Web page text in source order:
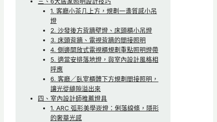
1. 客廳小茶几上方，規劃一盞質感小吊
燈
2. 沙發後方背牆壁燈、床頭櫃小吊燈
3. 床頭背牆、電視背牆的間接照明
4. 側邊開放式電視櫃規劃重點照明燈帶
5. 適當安排落地燈，與室內設計風格相
呼應
6. 客廳／臥室櫃體下方規劃間接照明，
讓光從縫隙溢出來
四、室內設計師推薦燈具
1. ARC 弧形美學崁燈：俐落線條，隱形
的奢華光感